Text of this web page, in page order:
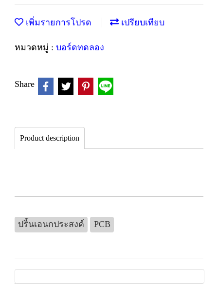
เพิ่มรายการโปรด เปรียบเทียบ
หมวดหมู่ : บอร์ดทดลอง
Share
Product description
ปริ้นเอนกประสงค์ PCB